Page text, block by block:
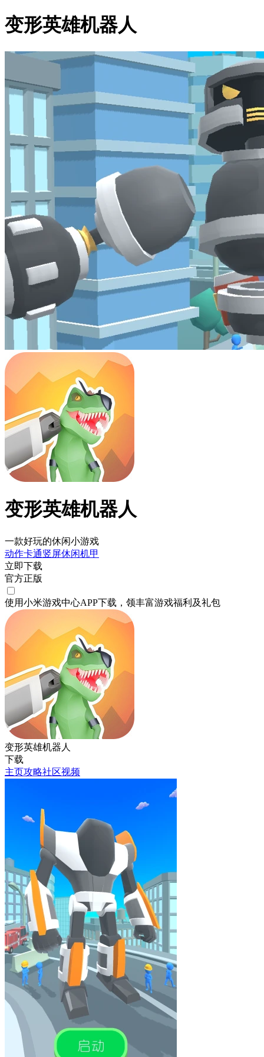
变形英雄机器人
变形英雄机器人
一款好玩的休闲小游戏
动作卡通竖屏休闲机甲
立即下载
官方正版
使用小米游戏中心APP下载 ，领丰富游戏福利 及礼包
变形英雄机器人
下载
主页攻略社区视频